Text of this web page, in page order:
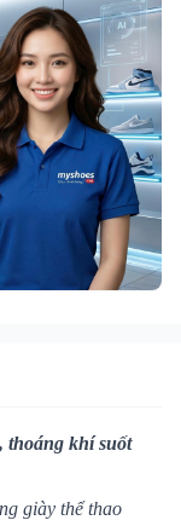
thoáng khí suốt
giày thể thao